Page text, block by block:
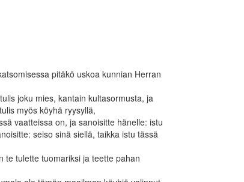
pitäkö uskoa kunnian Herran
joku mies, kantain kultasormusta, ja
myös köyhä ryysyllä,
vaatteissa on, ja sanoisitte hänelle: istu
seiso sinä siellä, taikka istu tässä
te tulette tuomariksi ja teette pahan